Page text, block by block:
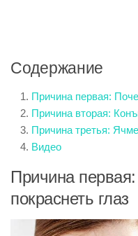
Содержание
Причина первая:
Причина вторая:
Причина третья:
Видео
Причина
покраснеть глаз